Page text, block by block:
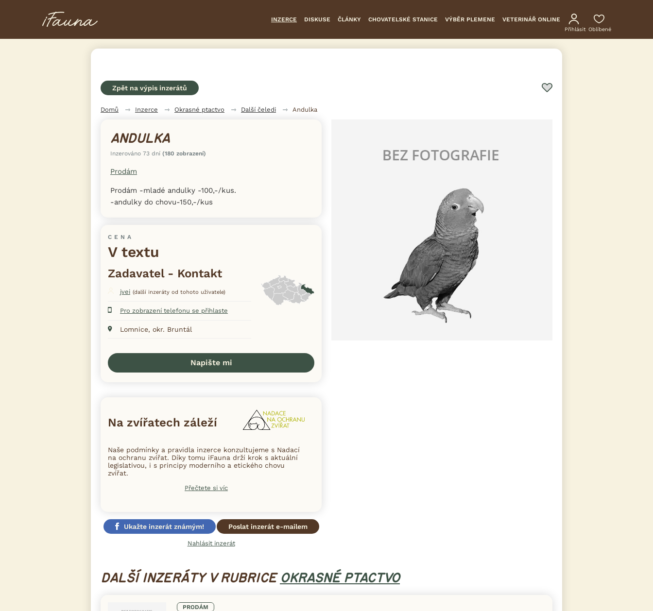
INZERCE DISKUSE ČLÁNKY CHOVATELSKÉ STANICE VÝBĚR PLEMENE VETERINÁŘ ONLINE
Přihlásit Oblíbené
Zpět na výpis inzerátů
Domů Inzerce Okrasné ptactvo Další čeledi Andulka
ANDULKA
Inzerováno 73 dní (180 zobrazení)
Prodám
Prodám -mladé andulky -100,-/kus.
-andulky do chovu-150,-/kus
CENA
V textu
Zadavatel - Kontakt
jvei (další inzeráty od tohoto uživatele)
Pro zobrazení telefonu se přihlaste
Lomnice, okr. Bruntál
Napište mi
Na zvířatech záleží
Naše podmínky a pravidla inzerce konzultujeme s Nadací
na ochranu zvířat. Díky tomu iFauna drží krok s aktuální
legislativou, i s principy moderního a etického chovu
zvířat.
Přečtete si víc
Ukažte inzerát známým! Poslat inzerát e-mailem
Nahlásit inzerát
DALŠÍ INZERÁTY V RUBRICE OKRASNÉ PTACTVO
PRODÁM